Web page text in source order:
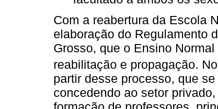
Com a reabertura da Escola
elaboração do Regulamento
Grosso, que o Ensino
reabilitação e propagação.
partir desse processo, que
concedendo ao setor